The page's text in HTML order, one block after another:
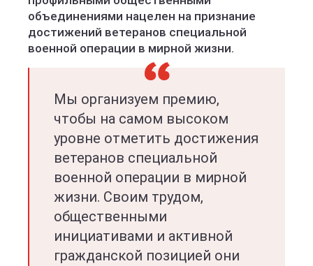
объединениями нацелен на признание
достижений ветеранов специальной
военной операции в мирной жизни.
Мы организуем премию,
чтобы на самом высоком
уровне отметить достижения
ветеранов специальной
военной операции в мирной
жизни. Своим трудом,
общественными
инициативами и активной
гражданской позицией они